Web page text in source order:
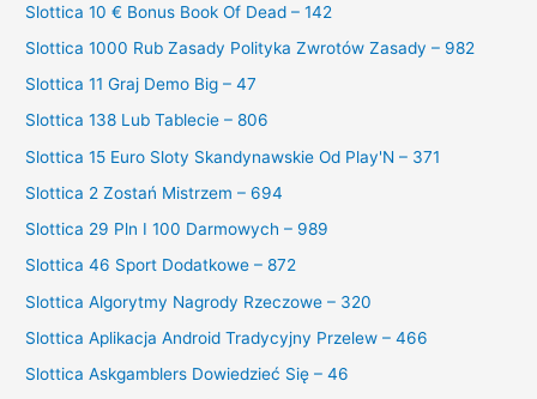
Slottica 10 € Bonus Book Of Dead – 142
Slottica 1000 Rub Zasady Polityka Zwrotów Zasady – 982
Slottica 11 Graj Demo Big – 47
Slottica 138 Lub Tablecie – 806
Slottica 15 Euro Sloty Skandynawskie Od Play'N – 371
Slottica 2 Zostań Mistrzem – 694
Slottica 29 Pln I 100 Darmowych – 989
Slottica 46 Sport Dodatkowe – 872
Slottica Algorytmy Nagrody Rzeczowe – 320
Slottica Aplikacja Android Tradycyjny Przelew – 466
Slottica Askgamblers Dowiedzieć Się – 46